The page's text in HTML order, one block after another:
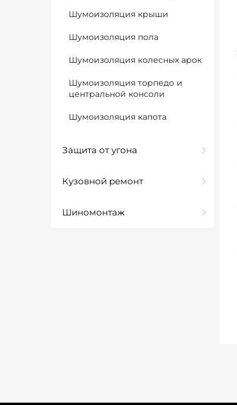
Шумоизоляция крыши
Шумоизоляция пола
Шумоизоляция колесных арок
Шумоизоляция торпедо и
центральной консоли
Шумоизоляция капота
Защита от угона
Кузовной ремонт
Шиномонтаж